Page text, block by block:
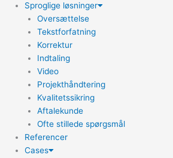
Sproglige løsninger
Oversættelse
Tekstforfatning
Korrektur
Indtaling
Video
Projekthåndtering
Kvalitetssikring
Aftalekunde
Ofte stillede spørgsmål
Referencer
Cases